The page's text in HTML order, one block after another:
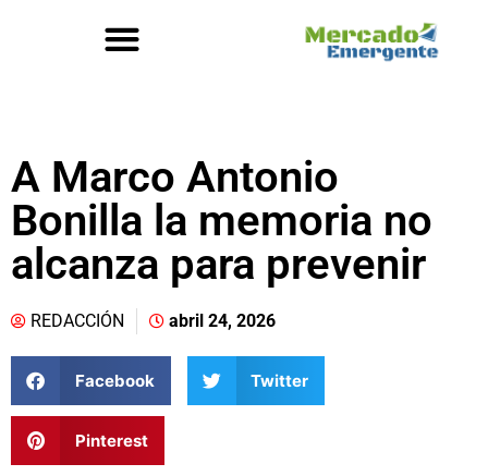
A Marco Antonio
Bonilla la memoria no
alcanza para prevenir
REDACCIÓN abril 24, 2026
Facebook Twitter
Pinterest